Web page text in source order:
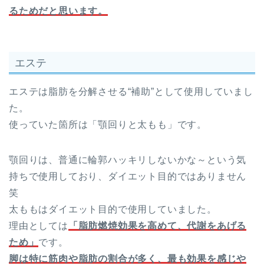
るためだと思います。
エステ
エステは脂肪を分解させる“補助”として使用していまし
た。
使っていた箇所は「顎回りと太もも」です。
顎回りは、普通に輪郭ハッキリしないかな～という気
持ちで使用しており、ダイエット目的ではありません
笑
太ももはダイエット目的で使用していました。
理由としては
「脂肪燃焼効果を高めて、代謝をあげる
ため」 です。
脚は特に筋肉や脂肪の割合が多く、最も効果を感じや